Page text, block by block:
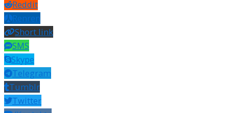
Reddit
Renren
Short link
SMS
Skype
Telegram
Tumblr
Twitter